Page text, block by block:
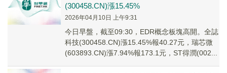
(300458.CN)漲15.45%
2026年04月10日 上午9:31
今日早盤，截至09:30，EDR概念板塊高開。全誌
科技(300458.CN)漲15.45%報40.27元，瑞芯微
(603893.CN)漲7.94%報173.1元，ST得潤(002...